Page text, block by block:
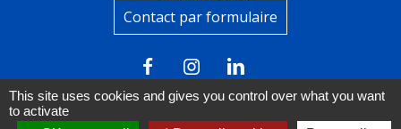
Contact par formulaire
This site uses cookies and gives you control over what you want
to activate